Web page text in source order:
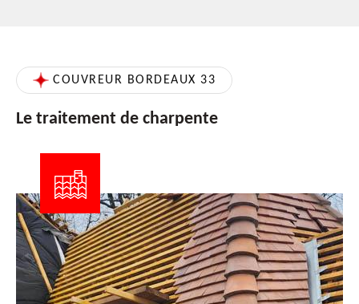
COUVREUR BORDEAUX 33
Le traitement de charpente